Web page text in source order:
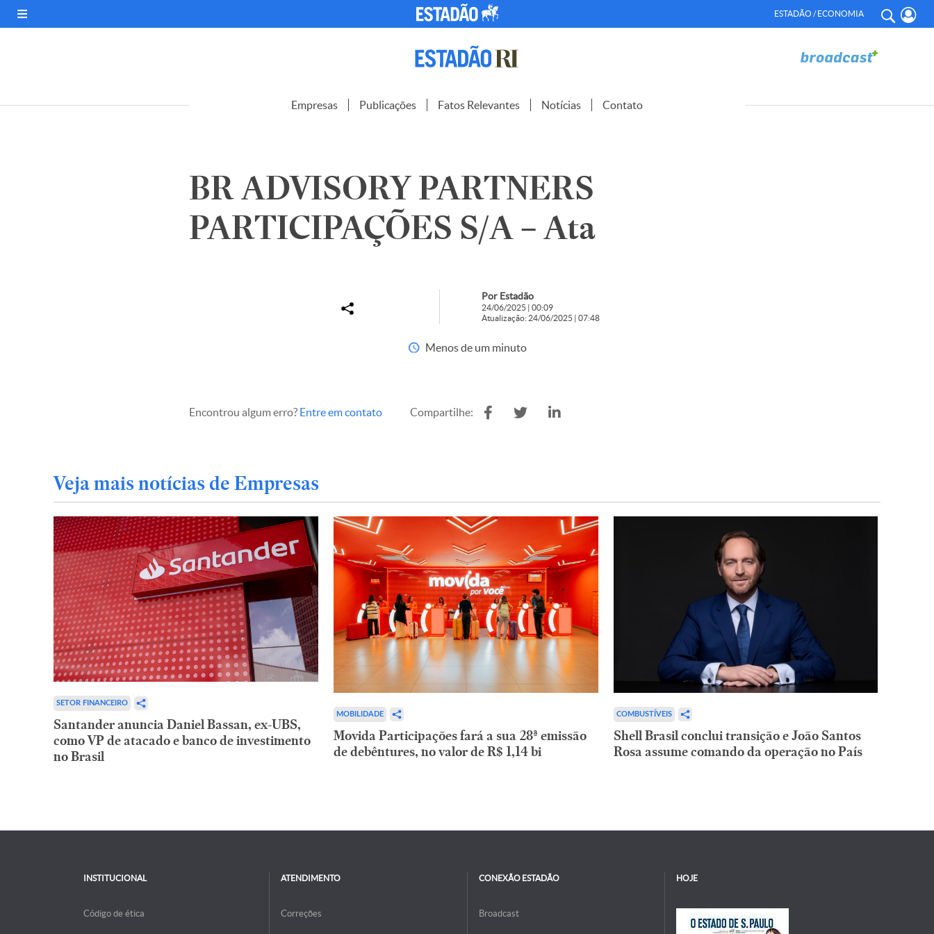
ESTADÃO / ECONOMIA
Empresas Publicações Fatos Relevantes Notícias Contato
BR ADVISORY PARTNERS
PARTICIPAÇÕES S/A – Ata
Por Estadão
24/06/2025 | 00:09
Atualização: 24/06/2025 | 07:48
Menos de um minuto
Encontrou algum erro? Entre em contato Compartilhe:
Veja mais notícias de Empresas
SETOR FINANCEIRO
Santander anuncia Daniel Bassan, ex-UBS,
como VP de atacado e banco de investimento
no Brasil
MOBILIDADE
Movida Participações fará a sua 28ª emissão
de debêntures, no valor de R$ 1,14 bi
COMBUSTÍVEIS
Shell Brasil conclui transição e João Santos
Rosa assume comando da operação no País
INSTITUCIONAL
Código de ética
ATENDIMENTO
Correções
CONEXÃO ESTADÃO
Broadcast
HOJE